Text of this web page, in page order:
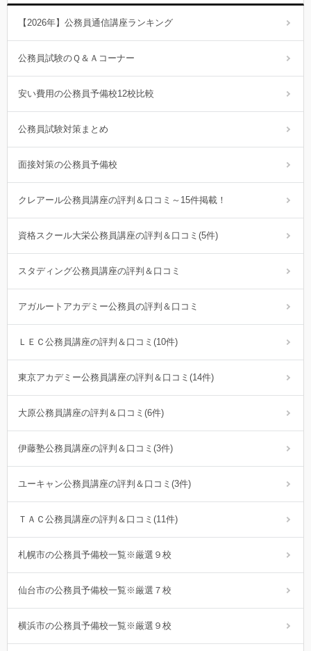
【2026年】公務員通信講座ランキング
公務員試験のＱ＆Ａコーナー
安い費用の公務員予備校12校比較
公務員試験対策まとめ
面接対策の公務員予備校
クレアール公務員講座の評判＆口コミ～15件掲載！
資格スクール大栄公務員講座の評判＆口コミ(5件)
スタディング公務員講座の評判＆口コミ
アガルートアカデミー公務員の評判＆口コミ
ＬＥＣ公務員講座の評判＆口コミ(10件)
東京アカデミー公務員講座の評判＆口コミ(14件)
大原公務員講座の評判＆口コミ(6件)
伊藤塾公務員講座の評判＆口コミ(3件)
ユーキャン公務員講座の評判＆口コミ(3件)
ＴＡＣ公務員講座の評判＆口コミ(11件)
札幌市の公務員予備校一覧※厳選９校
仙台市の公務員予備校一覧※厳選７校
横浜市の公務員予備校一覧※厳選９校